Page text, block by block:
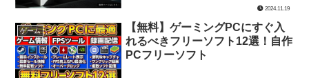
2024.11.19
ゲーム
【無料】ゲーミングPCにすぐ入
れるべきフリーソフト12選！自作
PCフリーソフト